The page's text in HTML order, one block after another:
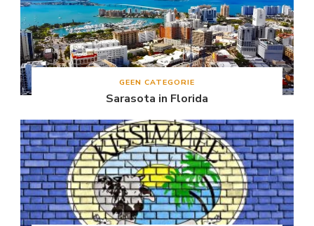
GEEN CATEGORIE
Sarasota in Florida